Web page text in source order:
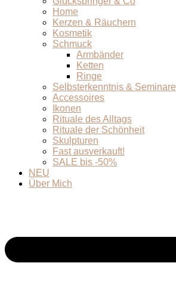
Home
Kerzen & Räuchern
Kosmetik
Schmuck
Armbänder
Ketten
Ringe
Selbsterkenntnis & Seminare
Accessoires
Ikonen
Rituale des Alltags
Rituale der Schönheit
Skulpturen
Fast ausverkauft!
SALE bis -50%
NEU
Über Mich